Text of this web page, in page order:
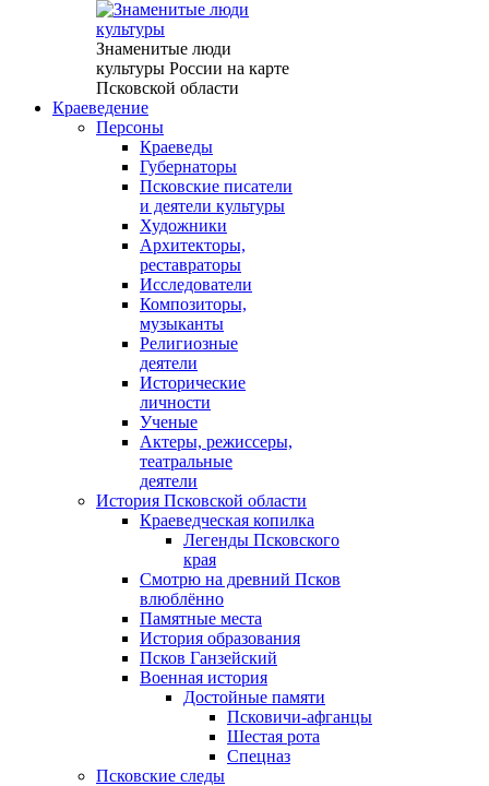
Знаменитые люди
культуры России на карте
Псковской области
Краеведение
Персоны
Краеведы
Губернаторы
Псковские писатели
и деятели культуры
Художники
Архитекторы,
реставраторы
Исследователи
Композиторы,
музыканты
Религиозные
деятели
Исторические
личности
Ученые
Актеры, режиссеры,
театральные
деятели
История Псковской области
Краеведческая копилка
Легенды Псковского
края
Смотрю на древний Псков
влюблённо
Памятные места
История образования
Псков Ганзейский
Военная история
Достойные памяти
Псковичи-афганцы
Шестая рота
Спецназ
Псковские следы